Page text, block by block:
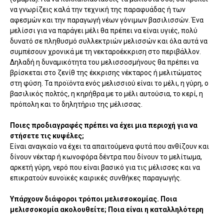
να γνωρίζεις καλά την τεχνική της παραφυάδας ή των
αφεσμών και την παραγωγή νέων γόνιμων βασιλισσών. Ένα
μελίσσι για να παράγει μέλι θα πρέπει να είναι υγιές, πολύ
δυνατό σε πληθυσμό συλλεκτριών μελισσών και όλα αυτά να
συμπέσουν χρονικά με τη νεκταροέκκριση στο περιβάλλον.
Δηλαδή η δυναμικότητα του μελισσοσμήνους θα πρέπει να
βρίσκεται στο ζενίθ της έκκρισης νέκταρος ή μελιτώματος
στη φύση. Τα προϊόντα ενός μελισσιού είναι το μέλι, η γύρη, ο
βασιλικός πολτός, η κηρήθρα με το μέλι αυτούσια, το κερί, η
πρόπολη και το δηλητήριο της μέλισσας.
Ποιες προδιαγραφές πρέπει να έχει μια περιοχή για να
στήσετε τις κυψέλες;
Είναι αναγκαίο να έχει τα απαιτούμενα φυτά που ανθίζουν και
δίνουν νέκταρ ή κωνοφόρα δέντρα που δίνουν το μελίτωμα,
αρκετή γύρη, νερό που είναι βασικό για τις μέλισσες και να
επικρατούν ευνοϊκές καιρικές συνθήκες παραγωγής.
Υπάρχουν διάφοροι τρόποι μελισσοκομίας. Ποια
μελισσοκομία ακολουθείτε; Ποια είναι η καταλληλότερη